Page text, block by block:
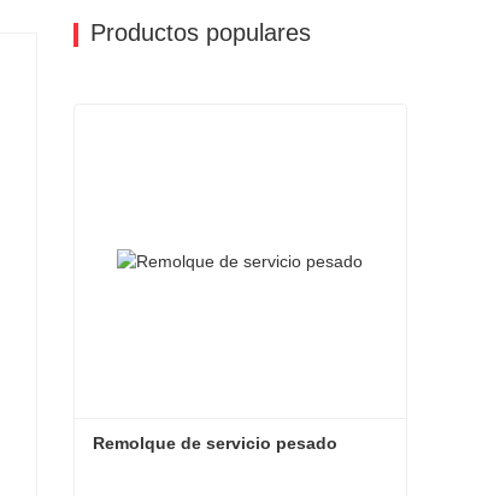
Productos populares
Remolque de servicio pesado